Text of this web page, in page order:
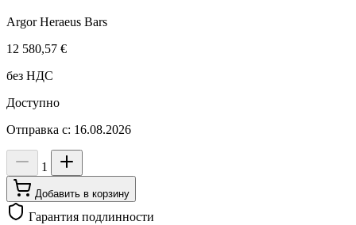
Argor Heraeus Bars
12 580,57 €
без НДС
Доступно
Отправка с: 16.08.2026
1
Добавить в корзину
Гарантия подлинности